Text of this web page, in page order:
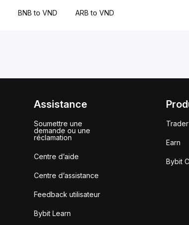
BNB to VND ARB to VND
Assistance
Soumettre une
demande ou une
réclamation
Centre d’aide
Centre d’assistance
Feedback utilisateur
Bybit Learn
Trader
Earn
Bybit